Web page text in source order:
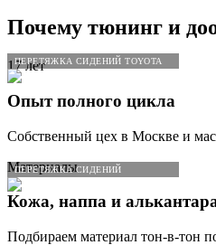
ПЕРЕТЯЖКА СИДЕНИЙ TOYOTA
ПЕРЕТЯЖКА СИДЕНИЙ
Почему тюнинг и
17 лет
Опыт полного цикла
Собственный цех в Москве и
Материалы
Кожа, наппа и
Подбираем материал тон-в-тон